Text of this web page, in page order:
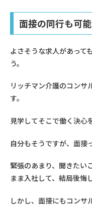
面接の同行も可能
よさそうな求人があって
う。
リッチマン介護のコンサ
す。
見学してそこで働く決心
自分もそうですが、面接
緊張のあまり、聞きたい
まま入社して、結局後悔
しかし、面接にもコンサ